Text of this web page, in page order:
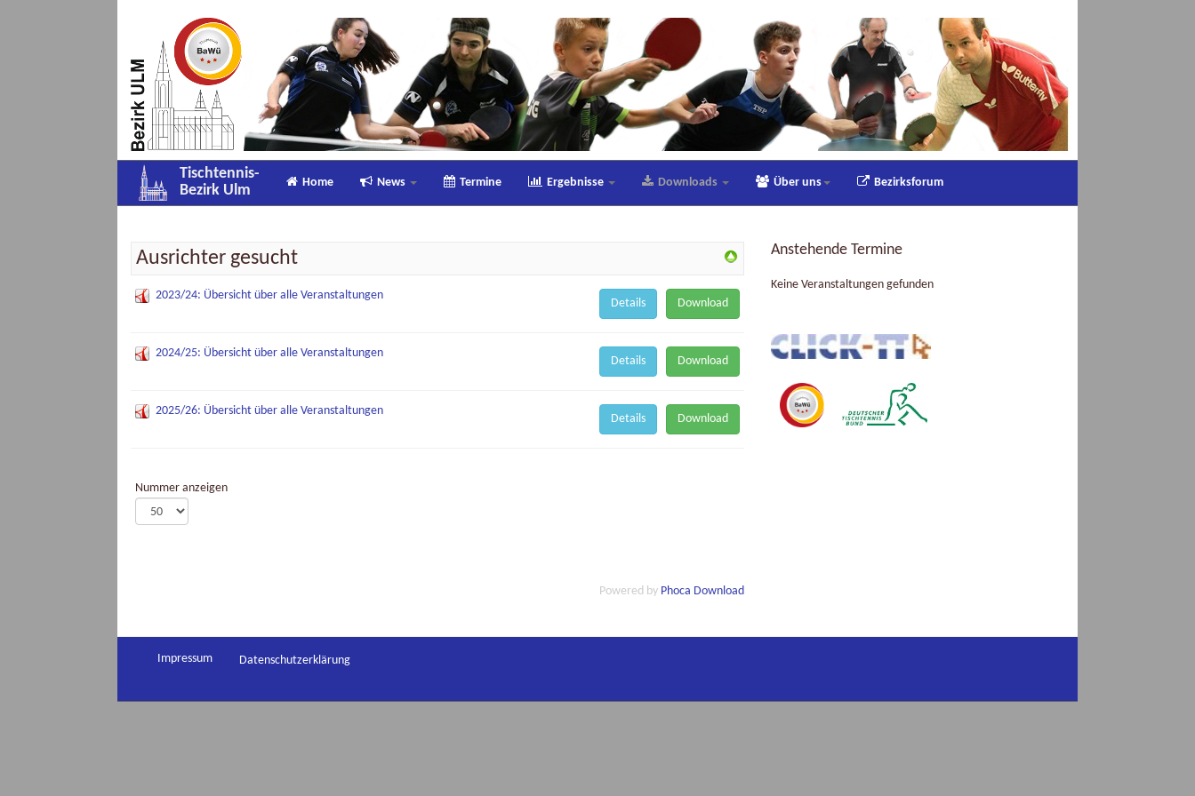
Tischtennis-
Bezirk Ulm
Home News Termine Ergebnisse Downloads Über uns Bezirksforum
Ausrichter gesucht
2023/24: Übersicht über alle Veranstaltungen
Download
Details
2024/25: Übersicht über alle Veranstaltungen
Download
Details
2025/26: Übersicht über alle Veranstaltungen
Download
Details
Nummer anzeigen
Powered by Phoca Download
Anstehende Termine
Keine Veranstaltungen gefunden
Impressum Datenschutzerklärung